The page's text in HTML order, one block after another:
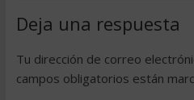
Deja una respuesta
Tu dirección de correo
campos obligatorios están